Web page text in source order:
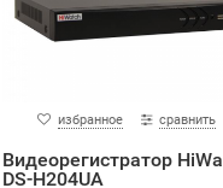
избранное сравнить
Видеорегистратор
DS-H204UA